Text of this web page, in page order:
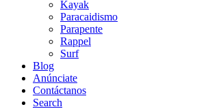
Kayak
Paracaidismo
Parapente
Rappel
Surf
Blog
Anúnciate
Contáctanos
Search